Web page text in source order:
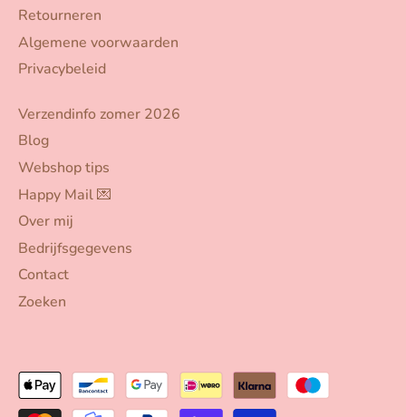
Retourneren
Algemene voorwaarden
Privacybeleid
Verzendinfo zomer 2026
Blog
Webshop tips
Happy Mail 💌
Over mij
Bedrijfsgegevens
Contact
Zoeken